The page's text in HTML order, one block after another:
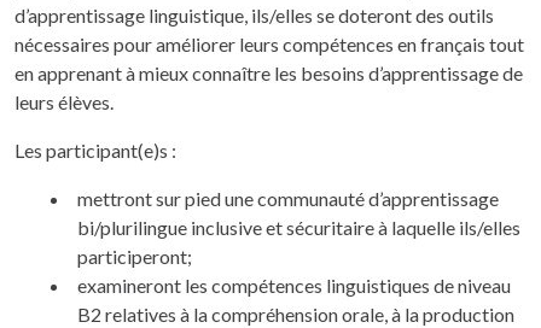
d’apprentissage linguistique, ils/elles se doteront des outils
nécessaires pour améliorer leurs compétences en français tout
en apprenant à mieux connaître les besoins d’apprentissage de
leurs élèves.
Les participant(e)s :
mettront sur pied une communauté d’apprentissage
bi/plurilingue inclusive et sécuritaire à laquelle ils/elles
participeront;
examineront les compétences linguistiques de niveau
B2 relatives à la compréhension orale, à la production